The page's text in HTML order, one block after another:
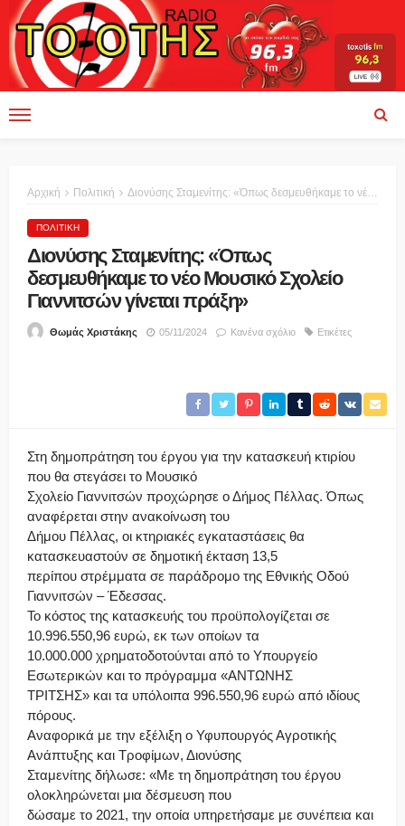
Αρχική Πολιτική Διονύσης Σταμενίτης: «Όπως δεσμευθήκαμε το νέο Μουσικό Σχολείο Γιαννιτσών γίνεται πράξη»
ΠΟΛΙΤΙΚΉ
Διονύσης Σταμενίτης: «Όπως
δεσμευθήκαμε το νέο Μουσικό Σχολείο
Γιαννιτσών γίνεται πράξη»
Θωμάς Χριστάκης 05/11/2024 Κανένα σχόλιο Ετικέτες
Στη δημοπράτηση του έργου για την κατασκευή κτιρίου
που θα στεγάσει το Μουσικό
Σχολείο Γιαννιτσών προχώρησε ο Δήμος Πέλλας. Όπως
αναφέρεται στην ανακοίνωση του
Δήμου Πέλλας, οι κτηριακές εγκαταστάσεις θα
κατασκευαστούν σε δημοτική έκταση 13,5
περίπου στρέμματα σε παράδρομο της Εθνικής Οδού
Γιαννιτσών – Έδεσσας.
Το κόστος της κατασκευής του προϋπολογίζεται σε
10.996.550,96 ευρώ, εκ των οποίων τα
10.000.000 χρηματοδοτούνται από το Υπουργείο
Εσωτερικών και το πρόγραμμα «ΑΝΤΩΝΗΣ
ΤΡΙΤΣΗΣ» και τα υπόλοιπα 996.550,96 ευρώ από ιδίους
πόρους.
Αναφορικά με την εξέλιξη ο Υφυπουργός Αγροτικής
Ανάπτυξης και Τροφίμων, Διονύσης
Σταμενίτης δήλωσε: «Με τη δημοπράτηση του έργου
ολοκληρώνεται μια δέσμευση που
δώσαμε το 2021, την οποία υπηρετήσαμε με συνέπεια και